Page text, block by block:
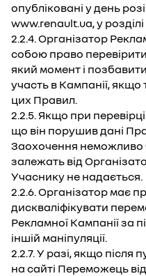
опубліковані у день
www.renault.ua, у
2.2.4. Організатор
собою право
який момент і
участь в Кампанії, якщо
цих Правил.
2.2.5. Якщо при
що він порушив дані
Заохочення неможливо
залежать від
Учаснику не надається.
2.2.6. Організатор має
дискваліфікувати
Рекламної Кампанії за
іншій маніпуляції.
2.2.7. У разі, якщо після
на сайті Переможець